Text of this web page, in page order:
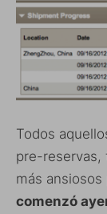
Todos
pre-reservas,
más
comenzó